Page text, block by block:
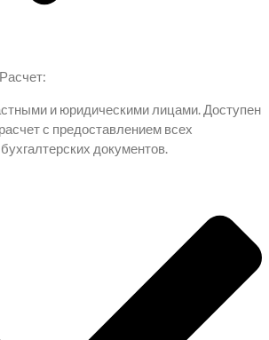
и юридическими лицами. Доступен
с предоставлением всех
документов.